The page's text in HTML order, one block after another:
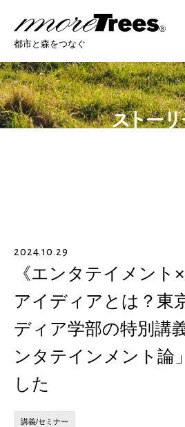
more trees
都市と森をつなぐ
more treesに
あなたにできる
法人の方へ 個
お問い合わ
2024.10.29
《エンタテイメント
アイディアとは？東
ディア学部の特別講
ンタテインメント論
した
講義/セミナー